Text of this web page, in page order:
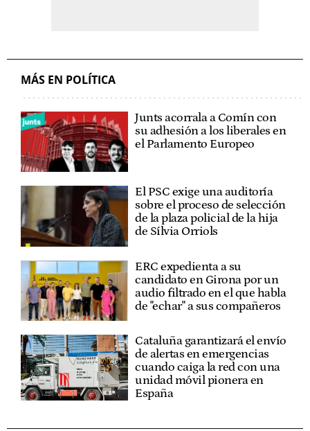
MÁS EN POLÍTICA
Junts acorrala a Comín con
su adhesión a los liberales en
el Parlamento Europeo
El PSC exige una auditoría
sobre el proceso de selección
de la plaza policial de la hija
de Sílvia Orriols
ERC expedienta a su
candidato en Girona por un
audio filtrado en el que habla
de "echar" a sus compañeros
Cataluña garantizará el envío
de alertas en emergencias
cuando caiga la red con una
unidad móvil pionera en
España